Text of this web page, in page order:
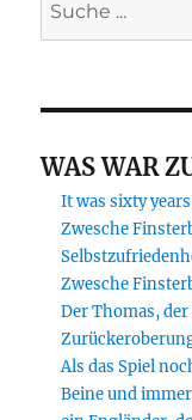
WAS WAR
It was sixty
Zwesche
Zwesche
Der Thomas,
Als das Spiel
Beine und